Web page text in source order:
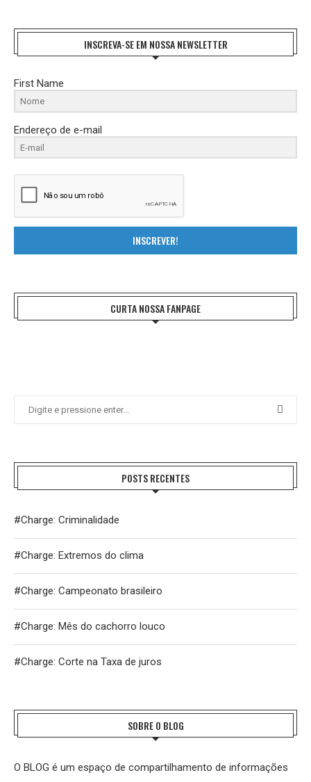
INSCREVA-SE EM NOSSA NEWSLETTER
First Name
Endereço de e-mail
INSCREVER!
CURTA NOSSA FANPAGE
POSTS RECENTES
#Charge: Criminalidade
#Charge: Extremos do clima
#Charge: Campeonato brasileiro
#Charge: Mês do cachorro louco
#Charge: Corte na Taxa de juros
SOBRE O BLOG
O BLOG é um espaço de compartilhamento de informações